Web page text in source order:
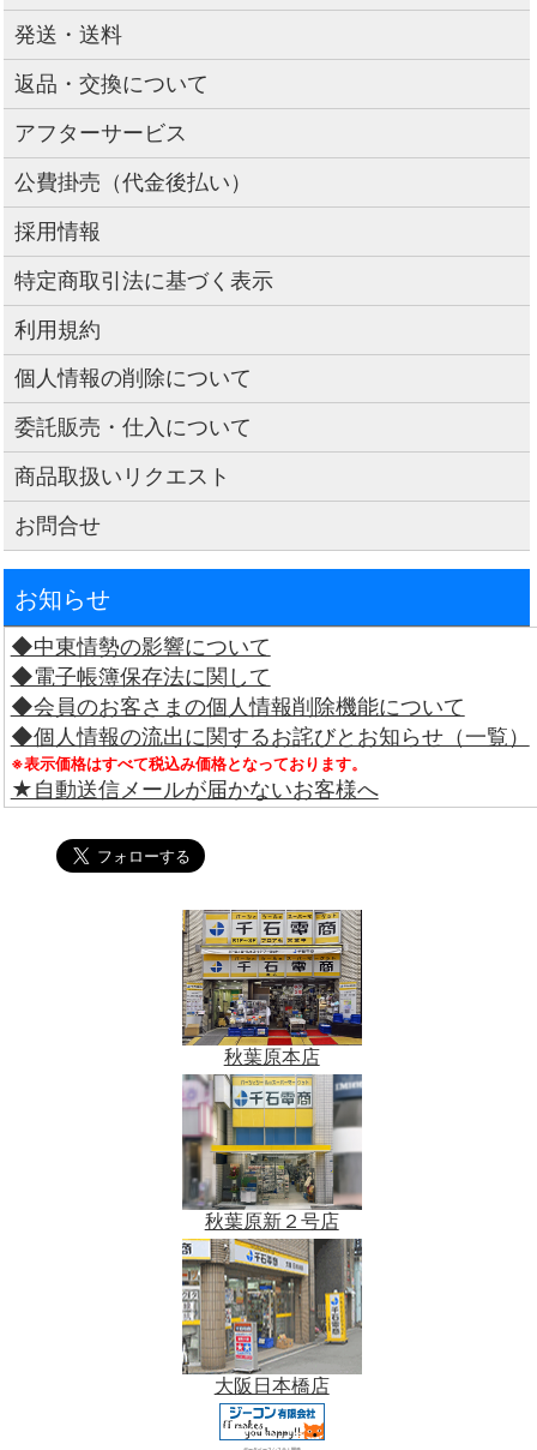
発送・送料
返品・交換について
アフターサービス
公費掛売（代金後払い）
採用情報
特定商取引法に基づく表示
利用規約
個人情報の削除について
委託販売・仕入について
商品取扱いリクエスト
お問合せ
お知らせ
◆中東情勢の影響について
◆電子帳簿保存法に関して
◆会員のお客さまの個人情報削除機能について
◆個人情報の流出に関するお詫びとお知らせ（一覧）
※表示価格はすべて税込み価格となっております。
★自動送信メールが届かないお客様へ
秋葉原本店
秋葉原新２号店
大阪日本橋店